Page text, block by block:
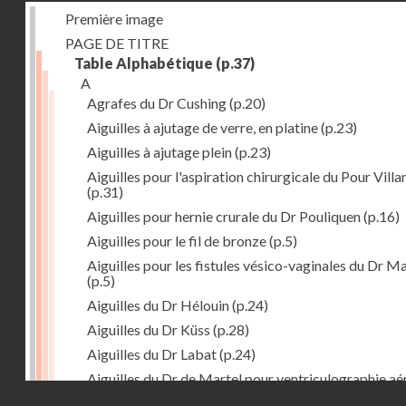
Première image
PAGE DE TITRE
Table Alphabétique (p.37)
A
Agrafes du Dr Cushing(p.20)
Aiguilles à ajutage de verre, en platine(p.23)
Aiguilles à ajutage plein(p.23)
Aiguilles pour l'aspiration chirurgicale du Pour
(p.31)
Aiguilles pour hernie crurale du Dr Pouliquen(p.16)
Aiguilles pour le fil de bronze(p.5)
Aiguilles pour les fistules vésico-vaginales du Dr
(p.5)
Aiguilles du Dr Hélouin(p.24)
Aiguilles du Dr Küss (p.28)
Aiguilles du Dr Labat(p.24)
Aiguilles du Dr de Martel pour ventriculographie